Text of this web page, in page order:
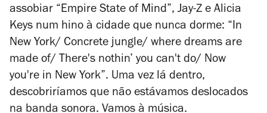
assobiar “Empire State of Mind”, Jay-Z e Alicia
Keys num hino à cidade que nunca dorme: “In
New York/ Concrete jungle/ where dreams are
made of/ There's nothin’ you can't do/ Now
you're in New York”. Uma vez lá dentro,
descobriríamos que não estávamos deslocados
na banda sonora. Vamos à música.